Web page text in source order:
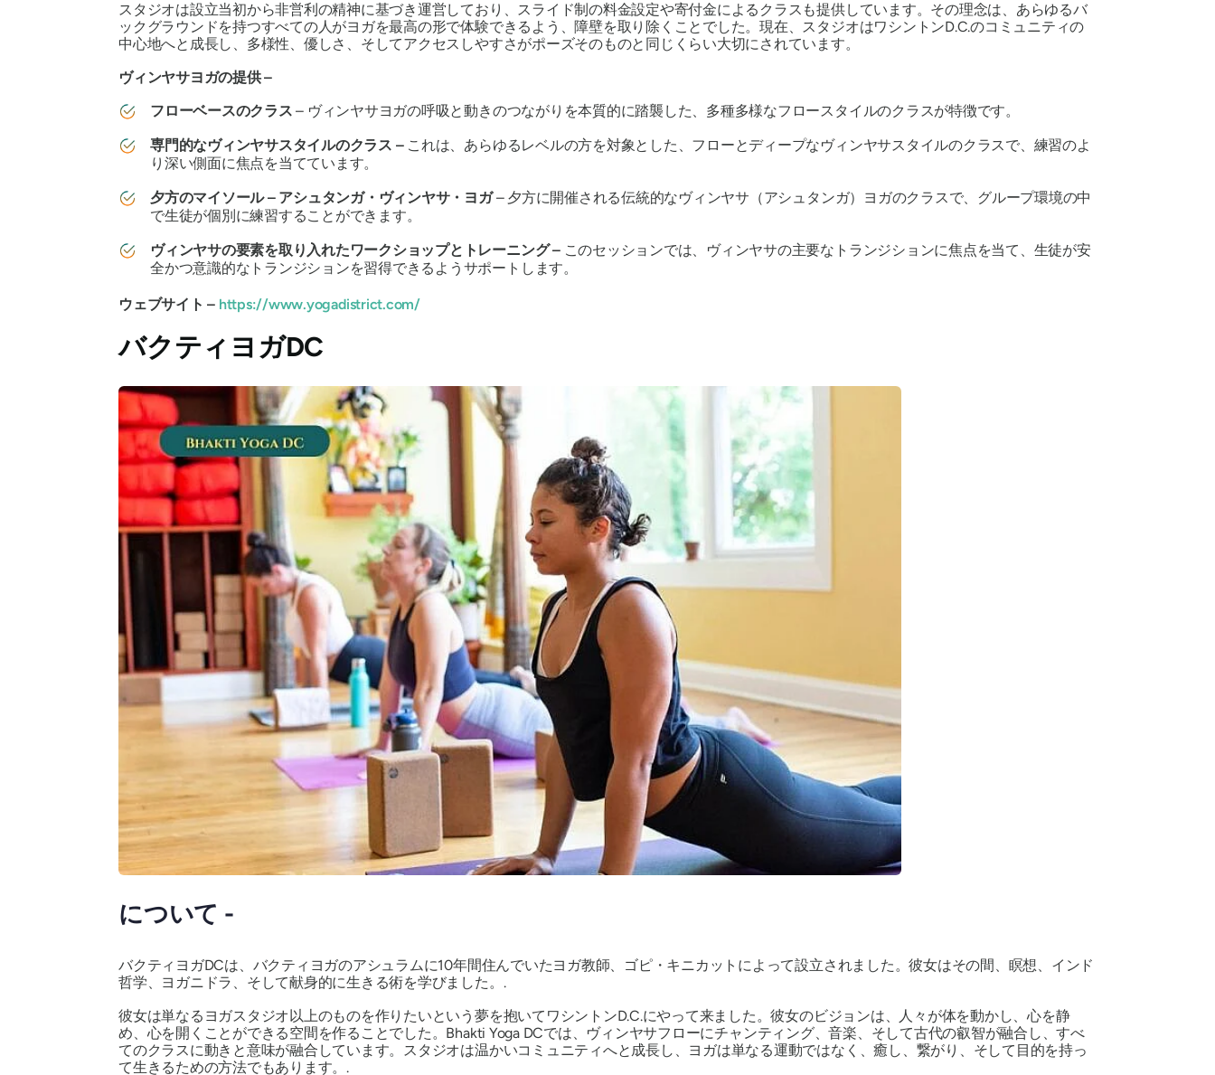
スタジオは設立当初から非営利の精神に基づき運営しており、スライド制の料金設定や寄付金によるクラスも提供しています。その理念は、あらゆるバ
ックグラウンドを持つすべての人がヨガを最高の形で体験できるよう、障壁を取り除くことでした。現在、スタジオはワシントンD.C.のコミュニティの
中心地へと成長し、多様性、優しさ、そしてアクセスしやすさがポーズそのものと同じくらい大切にされています。
ヴィンヤサヨガの提供 –
フローベースのクラス– ヴィンヤサヨガの呼吸と動きのつながりを本質的に踏襲した、多種多様なフロースタイルのクラスが特徴です。
専門的なヴィンヤサスタイルのクラス – これは、あらゆるレベルの方を対象とした、フローとディープなヴィンヤサスタイルのクラスで、練習のよ
り深い側面に焦点を当てています。
夕方のマイソール – アシュタンガ・ヴィンヤサ・ヨガ– 夕方に開催される伝統的なヴィンヤサ（アシュタンガ）ヨガのクラスで、グループ環境の中
で生徒が個別に練習することができます。
ヴィンヤサの要素を取り入れたワークショップとトレーニング – このセッションでは、ヴィンヤサの主要なトランジションに焦点を当て、生徒が安
全かつ意識的なトランジションを習得できるようサポートします。
ウェブサイト – https://www.yogadistrict.com/
バクティヨガDC
について -
バクティヨガDCは、バクティヨガのアシュラムに10年間住んでいたヨガ教師、ゴピ・キニカットによって設立されました。彼女はその間、瞑想、インド
哲学、ヨガニドラ、そして献身的に生きる術を学びました。.
彼女は単なるヨガスタジオ以上のものを作りたいという夢を抱いてワシントンD.C.にやって来ました。彼女のビジョンは、人々が体を動かし、心を静
め、心を開くことができる空間を作ることでした。Bhakti Yoga DCでは、ヴィンヤサフローにチャンティング、音楽、そして古代の叡智が融合し、すべ
てのクラスに動きと意味が融合しています。スタジオは温かいコミュニティへと成長し、ヨガは単なる運動ではなく、癒し、繋がり、そして目的を持っ
て生きるための方法でもあります。.